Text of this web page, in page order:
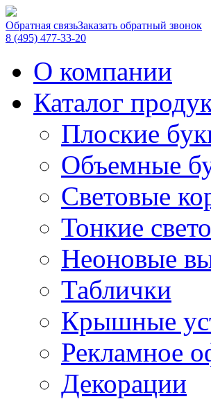
Обратная связьЗаказать обратный звонок
8 (495) 477-33-20
О компании
Каталог
Плоские
Объемные
Световые
Тонкие
Неоновые
Таблички
Крышные
Рекламное
Декорации